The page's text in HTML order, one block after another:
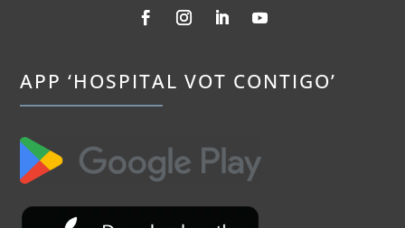
APP ‘HOSPITAL VOT CONTIGO’